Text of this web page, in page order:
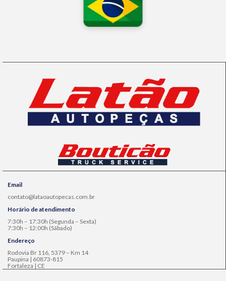
Email
contato@lataoautopecas.com.br
Horário de atendimento
7:30h – 17:30h (Segunda – Sexta)
7:30h – 12:00h (Sábado)
Endereço
Rodovia Br 116, 5379 – Km 14
Paupina | 60873-815
Fortaleza | CE